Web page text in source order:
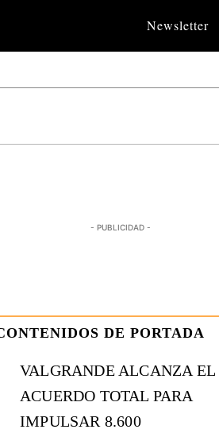
Newsletter
- PUBLICIDAD -
DE PORTADA
VALGRANDE ALCANZA EL
ACUERDO TOTAL PARA
IMPULSAR 8.600